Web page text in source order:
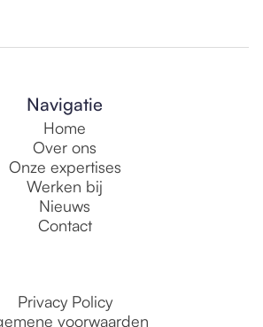
Navigatie
Home
Over ons
Onze expertises
Werken bij
Nieuws
Contact
Privacy Policy
voorwaarden